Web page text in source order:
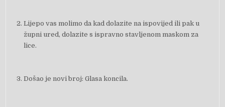
Lijepo vas molimo da kad dolazite na ispovijed ili pak u
župni ured, dolazite s ispravno stavljenom maskom za
lice.
Došao je novi broj: Glasa koncila.